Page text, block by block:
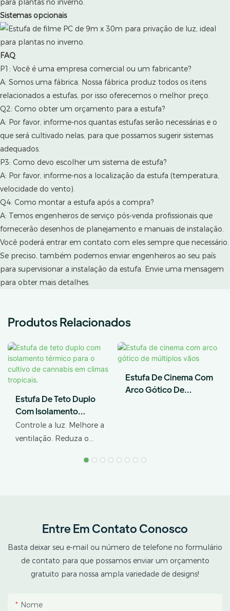
Sistemas opcionais
FAQ
P1: Você é uma empresa comercial ou um fabricante?
A: Somos uma fábrica. Nossa fábrica produz todos os itens
relacionados a estufas, por isso oferecemos o melhor preço.
Q2: Como obter um orçamento para a estufa?
A: Por favor, informe-nos quantas estufas serão necessárias e o
que será cultivado nelas, para que possamos sugerir sistemas
adequados.
P3: Como devo escolher um sistema de estufa?
A: Por favor, informe-nos a localização da estufa (temperatura,
velocidade do vento).
Q4: Como montar a estufa após a compra?
A: Temos engenheiros de serviço pós-venda profissionais que
fornecerão desenhos de planejamento e manuais de instalação.
Você poderá entrar em contato com eles sempre que necessário.
Se preciso, também podemos enviar engenheiros ao seu país
para supervisionar a instalação da estufa. Envie uma mensagem
para obter mais detalhes.
Produtos Relacionados
Estufa De Teto Duplo
Com Isolamento
Térmico Para O Cultivo
De Cannabis Em
Controle a luz. Melhore a
ventilação. Reduza o
GREENHOUSE oferece
de cannabis em climas
tropicais e subtropicais.
Esta estufa combina
uma estrutura protetora
Estufa De Cinema Com
Arco Gótico De
Entre Em Contato Conosco
Basta deixar seu e-mail ou número de telefone no formulário
de contato para que possamos enviar um orçamento
gratuito para nossa ampla variedade de designs!
Nome